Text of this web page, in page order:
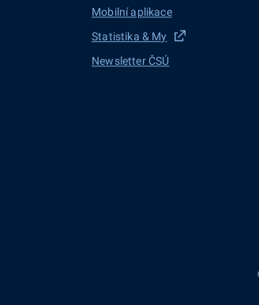
Mobilní aplikace
Statistika & My
Newsletter ČSÚ